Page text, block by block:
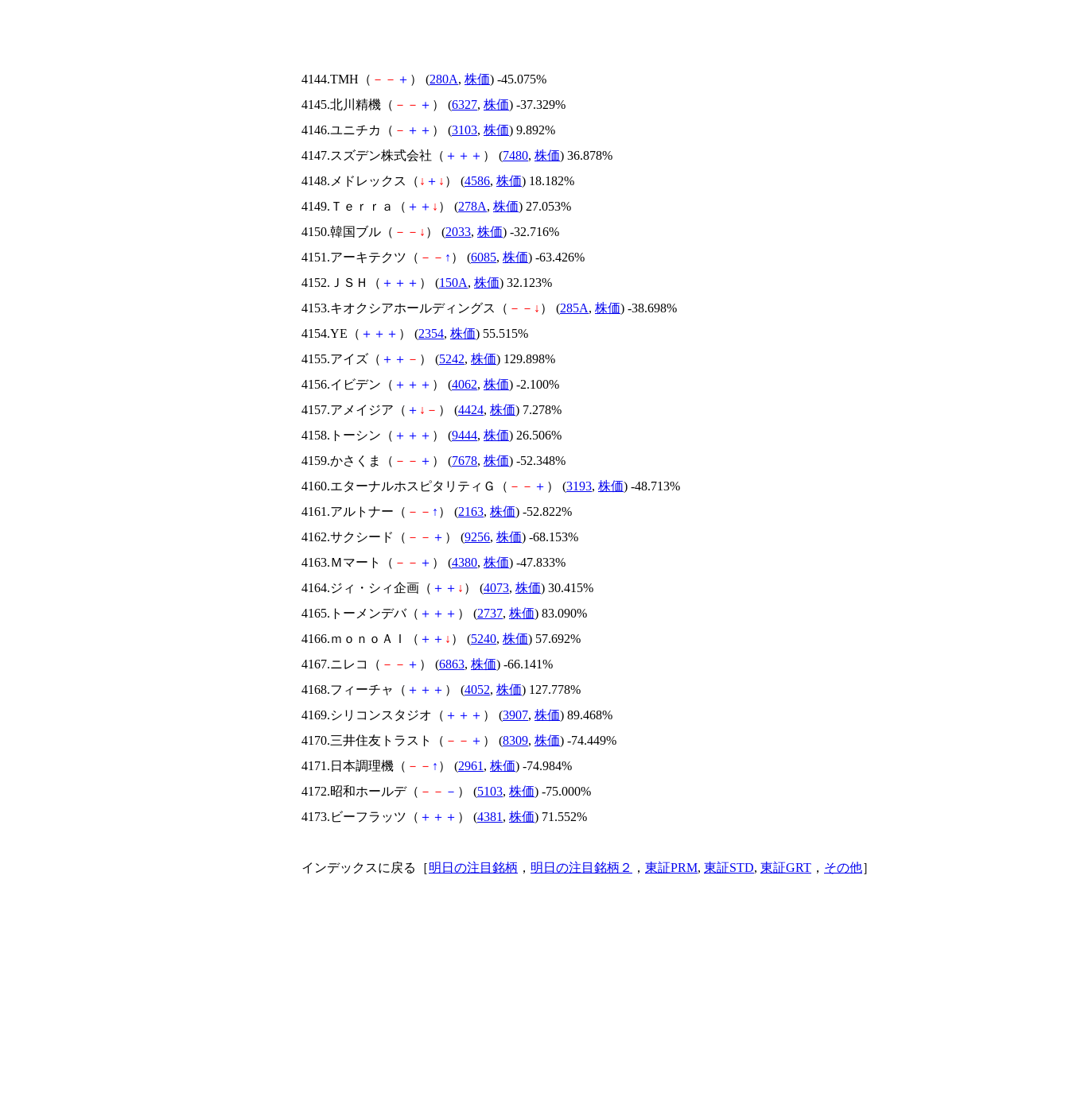
4144.TMH（ － － ＋ ） (280A, 株価) -45.075%
4145.北川精機（ － － ＋ ） (6327, 株価) -37.329%
4146.ユニチカ（ － ＋ ＋ ） (3103, 株価) 9.892%
4147.スズデン株式会社（ ＋ ＋ ＋ ） (7480, 株価) 36.878%
4148.メドレックス（ ↓ ＋ ↓ ） (4586, 株価) 18.182%
4149.Ｔｅｒｒａ（ ＋ ＋ ↓ ） (278A, 株価) 27.053%
4150.韓国ブル（ － － ↓ ） (2033, 株価) -32.716%
4151.アーキテクツ（ － － ↑ ） (6085, 株価) -63.426%
4152.ＪＳＨ（ ＋ ＋ ＋ ） (150A, 株価) 32.123%
4153.キオクシアホールディングス（ － － ↓ ） (285A, 株価) -38.698%
4154.YE（ ＋ ＋ ＋ ） (2354, 株価) 55.515%
4155.アイズ（ ＋ ＋ － ） (5242, 株価) 129.898%
4156.イビデン（ ＋ ＋ ＋ ） (4062, 株価) -2.100%
4157.アメイジア（ ＋ ↓ － ） (4424, 株価) 7.278%
4158.トーシン（ ＋ ＋ ＋ ） (9444, 株価) 26.506%
4159.かさくま（ － － ＋ ） (7678, 株価) -52.348%
4160.エターナルホスピタリティＧ（ － － ＋ ） (3193, 株価) -48.713%
4161.アルトナー（ － － ↑ ） (2163, 株価) -52.822%
4162.サクシード（ － － ＋ ） (9256, 株価) -68.153%
4163.Ｍマート（ － － ＋ ） (4380, 株価) -47.833%
4164.ジィ・シィ企画（ ＋ ＋ ↓ ） (4073, 株価) 30.415%
4165.トーメンデバ（ ＋ ＋ ＋ ） (2737, 株価) 83.090%
4166.ｍｏｎｏＡＩ（ ＋ ＋ ↓ ） (5240, 株価) 57.692%
4167.ニレコ（ － － ＋ ） (6863, 株価) -66.141%
4168.フィーチャ（ ＋ ＋ ＋ ） (4052, 株価) 127.778%
4169.シリコンスタジオ（ ＋ ＋ ＋ ） (3907, 株価) 89.468%
4170.三井住友トラスト（ － － ＋ ） (8309, 株価) -74.449%
4171.日本調理機（ － － ↑ ） (2961 , 株価) -74.984%
4172.昭和ホールデ（ － － － ） (5103, 株価) -75.000%
4173.ビーフラッツ（ ＋ ＋ ＋ ） (4381 , 株価) 71.552%
インデックスに戻る［明日の注目銘柄 ， 明日の注目銘柄２ ， 東証PRM, 東証STD, 東証GRT ， その他］